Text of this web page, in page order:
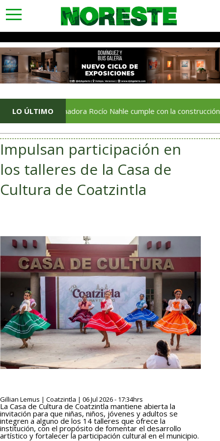
toggle
navigation
LO ÚLTIMO
Gobernadora Rocío Nahle cumple con la construcción del
Impulsan participación en
los talleres de la Casa de
Cultura de Coatzintla
Gillian Lemus | Coatzintla | 06 Jul 2026 - 17:34hrs
La Casa de Cultura de Coatzintla mantiene abierta la
invitación para que niñas, niños, jóvenes y adultos se
integren a alguno de los 14 talleres que ofrece la
institución, con el propósito de fomentar el desarrollo
artístico y fortalecer la participación cultural en el municipio.